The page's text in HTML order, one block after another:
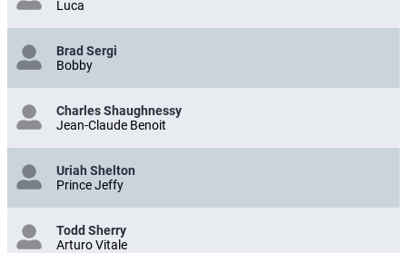
Luca
Brad Sergi
Bobby
Charles Shaughnessy
Jean-Claude Benoit
Uriah Shelton
Prince Jeffy
Todd Sherry
Arturo Vitale